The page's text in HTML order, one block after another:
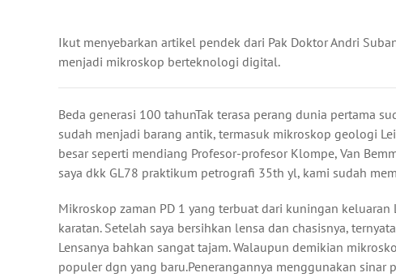
Ikut menyebarkan artikel pendek dari Pak Doktor Andri
menjadi mikroskop berteknologi digital.
Beda generasi 100 tahunTak terasa perang dunia pertama
sudah menjadi barang antik, termasuk mikroskop geologi
besar seperti mendiang Profesor-profesor Klompe, Van
saya dkk GL78 praktikum petrografi 35th yl, kami sudah
Mikroskop zaman PD 1 yang terbuat dari kuningan
karatan. Setelah saya bersihkan lensa dan chasisnya,
Lensanya bahkan sangat tajam. Walaupun demikian
populer dgn yang baru.Penerangannya menggunakan